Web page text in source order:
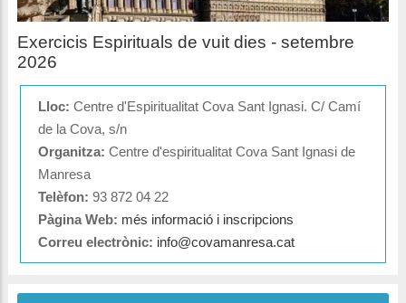
Exercicis Espirituals de vuit dies - setembre
2026
Lloc: Centre d'Espiritualitat Cova Sant Ignasi. C/ Camí
de la Cova, s/n
Organitza: Centre d'espiritualitat Cova Sant Ignasi de
Manresa
Telèfon: 93 872 04 22
Pàgina Web: més informació i inscripcions
Correu electrònic: info@covamanresa.cat